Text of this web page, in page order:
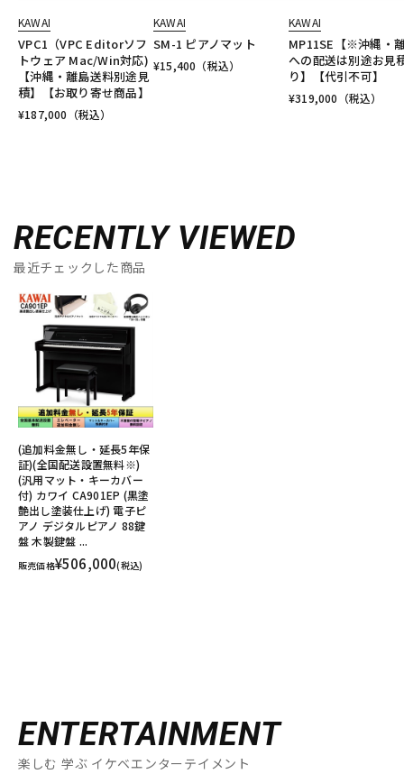
KAWAI
VPC1（VPC Editorソフ
トウェア Mac/Win対応)
【沖縄・離島送料別途見
積】【お取り寄せ商品】
¥187,000 （税込）
KAWAI
SM-1 ピアノマット
¥15,400 （税込）
KAWAI
MP11SE【※沖縄・
への配送は別途お見
り】【代引不可】
¥319,000 （税込）
RECENTLY VIEWED
最近チェックした商品
(追加料金無し・延長5年保
証)(全国配送設置無料※)
(汎用マット・キーカバー
付) カワイ CA901EP (黒塗
艶出し塗装仕上げ) 電子ピ
アノ デジタルピアノ 88鍵
盤 木製鍵盤 ...
販売価格¥506,000(税込)
ENTERTAINMENT
楽しむ 学ぶ イケベエンターテイメント